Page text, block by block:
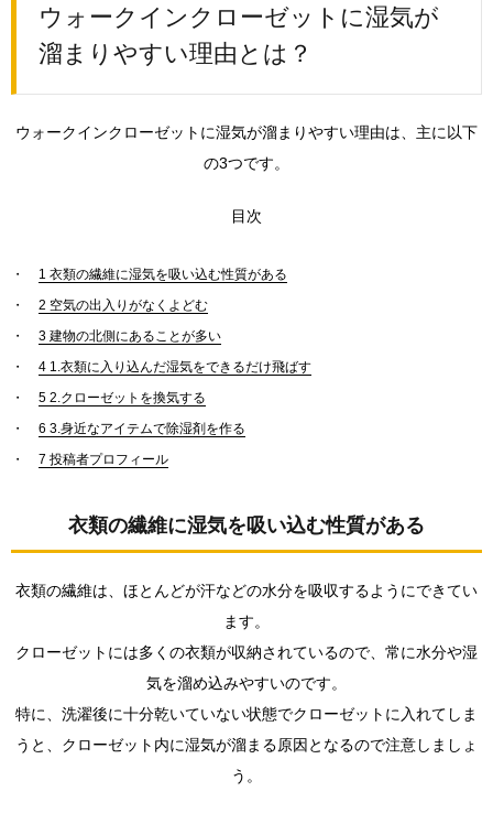
クロ
ット
気が
りや
衣類の
繊維に
吸い込
む性質
空気の
出入り
1.0.3.
あるこ
ーク
クロ
ウォークインクローゼットに湿気が
溜まりやすい理由とは？
ウォークインクローゼットに湿気が溜まりやすい理由は、主に以下
の3つです。
目次
1 衣類の繊維に湿気を吸い込む性質がある
2 空気の出入りがなくよどむ
3 建物の北側にあることが多い
4 1.衣類に入り込んだ湿気をできるだけ飛ばす
5 2.クローゼットを換気する
6 3.身近なアイテムで除湿剤を作る
7 投稿者プロフィール
衣類の繊維に湿気を吸い込む性質がある
衣類の繊維は、ほとんどが汗などの水分を吸収するようにできてい
ます。
クローゼットには多くの衣類が収納されているので、常に水分や湿
気を溜め込みやすいのです。
特に、洗濯後に十分乾いていない状態でクローゼットに入れてしま
うと、クローゼット内に湿気が溜まる原因となるので注意しましょ
う。